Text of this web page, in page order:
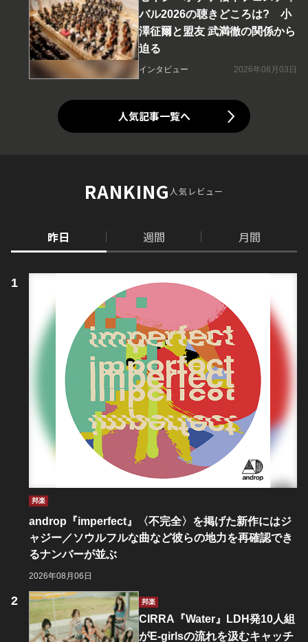
バル2026の聴きどころは? 小
澤征爾と盟友 武満徹の関係から
迫る
インタビュー 2026年08月03日
人気記事一覧へ
RANKING人気レビュー
昨日 週間 月間
邦楽
androp『imperfect』〈不完全〉を掲げた新作にはジ
ャジー／ソウルフルな曲など彼らの地力を再確認でき
るナンバーが並ぶ
2026年08月06日
邦楽
CIRRA『Water』LDH発10人組
がE-girlsの流れを汲むキャッチ